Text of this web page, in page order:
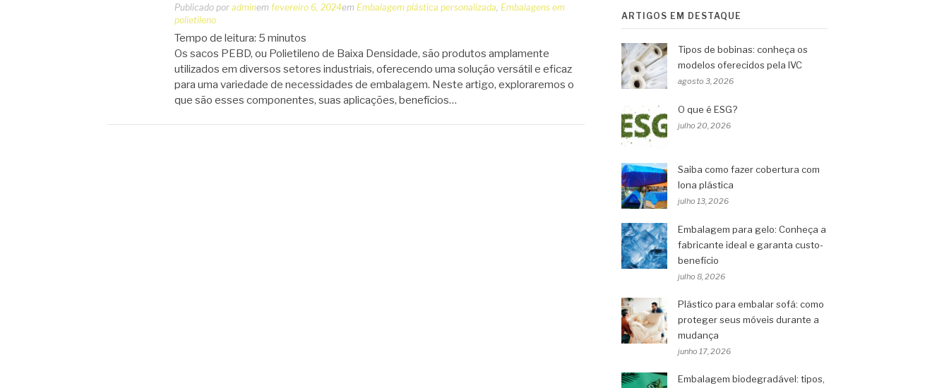
Publicado por adminem fevereiro 6, 2024em Embalagem plástica personalizada, Embalagens em
polietileno
Tempo de leitura: 5 minutos
Os sacos PEBD, ou Polietileno de Baixa Densidade, são produtos amplamente
utilizados em diversos setores industriais, oferecendo uma solução versátil e eficaz
para uma variedade de necessidades de embalagem. Neste artigo, exploraremos o
que são esses componentes, suas aplicações, benefícios…
ARTIGOS EM DESTAQUE
Tipos de bobinas: conheça os
modelos oferecidos pela IVC
agosto 3, 2026
O que é ESG?
julho 20, 2026
Saiba como fazer cobertura com
lona plástica
julho 13, 2026
Embalagem para gelo: Conheça a
fabricante ideal e garanta custo-
benefício
julho 8, 2026
Plástico para embalar sofá: como
proteger seus móveis durante a
mudança
junho 17, 2026
Embalagem biodegradável: tipos,